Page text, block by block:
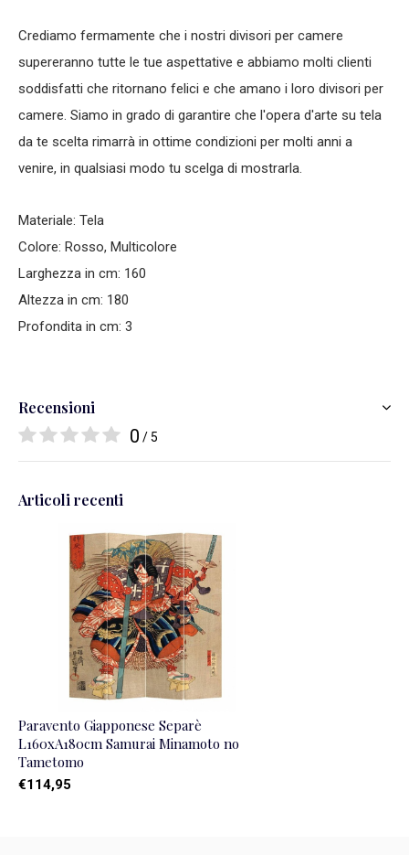
Crediamo fermamente che i nostri divisori per camere
supereranno tutte le tue aspettative e abbiamo molti clienti
soddisfatti che ritornano felici e che amano i loro divisori per
camere. Siamo in grado di garantire che l'opera d'arte su tela
da te scelta rimarrà in ottime condizioni per molti anni a
venire, in qualsiasi modo tu scelga di mostrarla.
Materiale: Tela
Colore: Rosso, Multicolore
Larghezza in cm: 160
Altezza in cm: 180
Profondita in cm: 3
Recensioni
0 / 5
Articoli recenti
Paravento Giapponese Separè
L160xA180cm Samurai Minamoto no
Tametomo
€114,95